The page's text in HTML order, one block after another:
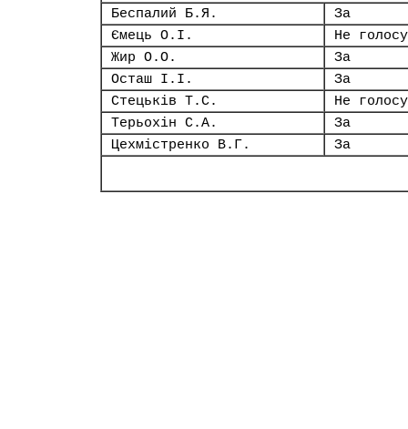
Беспалий Б.Я.
За
Ємець О.І.
Не
Жир О.О.
За
Осташ І.І.
За
Стецьків Т.С.
Не
Терьохін С.А.
За
Цехмістренко В.Г.
За